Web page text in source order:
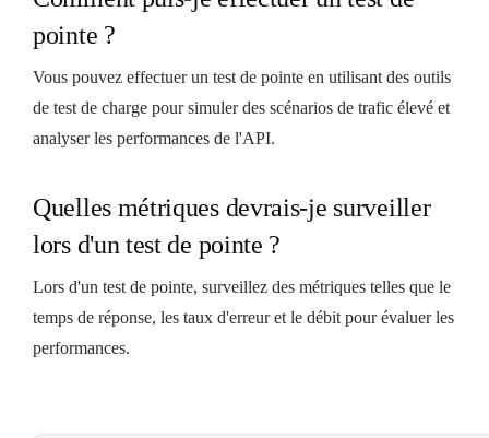
pointe ?
Vous pouvez effectuer un test de pointe en utilisant des outils
de test de charge pour simuler des scénarios de trafic élevé et
analyser les performances de l'API.
Quelles métriques devrais-je surveiller
lors d'un test de pointe ?
Lors d'un test de pointe, surveillez des métriques telles que le
temps de réponse, les taux d'erreur et le débit pour évaluer les
performances.